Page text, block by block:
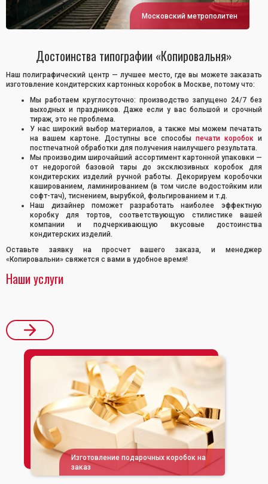
Московский метрополитен
Достоинства типографии «Копировальня»
Наш полиграфический центр — лучшее место, где вы можете заказать
изготовление кондитерских картонных коробок в Москве, потому что:
Мы работаем круглосуточно: производство запущено 24/7 без
выходных и праздников. Даже если у вас большой и срочный
тираж, это не проблема.
У нас широкий выбор материалов, а также мы можем печатать
на вашем картоне. Доступны все способы печати коробок и
постпечатной обработки для получения наилучшего результата.
Мы производим широчайший ассортимент картонной упаковки —
от недорогой базовой тары до эксклюзивных коробок для
кондитерских изделий ручной работы. Декорируем коробочки
кашированием, ламинированием (в том числе водостойким или
софт-тач), тиснением, вырубкой, фольгированием и т.д.
Наш дизайнер поможет разработать наиболее эффектную
коробку для тортов, соответствующую стилистике вашей
компании и подчеркивающую вкусовые достоинства
кондитерских изделий.
Оставьте заявку на просчет вашего заказа, и менеджер
«Копировальни» свяжется с вами в удобное время!
Наши услуги
Изготовление подарочных коробок на
заказ